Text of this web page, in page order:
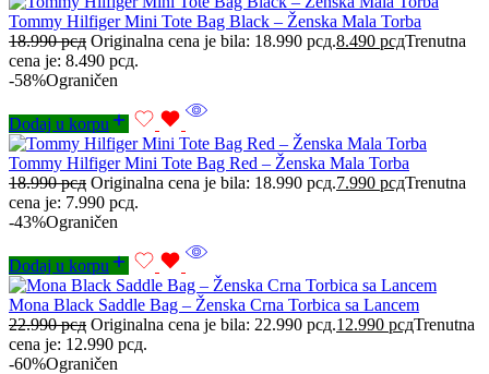
Tommy Hilfiger Mini Tote Bag Black – Ženska Mala Torba
18.990рсд Originalna cena je bila: 18.990 рсд.8.490 рсдTrenutna
cena je: 8.490 рсд.
-58%Ograničen
Dodaj u korpu
Tommy Hilfiger Mini Tote Bag Red – Ženska Mala Torba
18.990рсд Originalna cena je bila: 18.990 рсд.7.990 рсдTrenutna
cena je: 7.990 рсд.
-43%Ograničen
Dodaj u korpu
Mona Black Saddle Bag – Ženska Crna Torbica sa Lancem
22.990рсд Originalna cena je bila: 22.990 рсд.12.990 рсдTrenutna
cena je: 12.990 рсд.
-60%Ograničen